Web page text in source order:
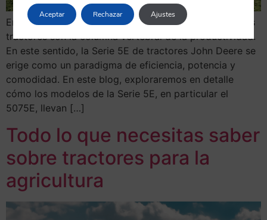
En el apasionante mundo de la maquinaria agrícola, los
tractores son la columna vertebral de la productividad.
En este sentido, la Serie 5E de tractores John Deere se
erige como un paradigma de eficiencia, potencia y
comodidad. En este blog, exploraremos en detalle
cómo los modelos de la Serie 5E, en particular el
5075E, llevan […]
Todo lo que necesitas saber
sobre tractores para la
agricultura
Aceptar Rechazar Ajustes